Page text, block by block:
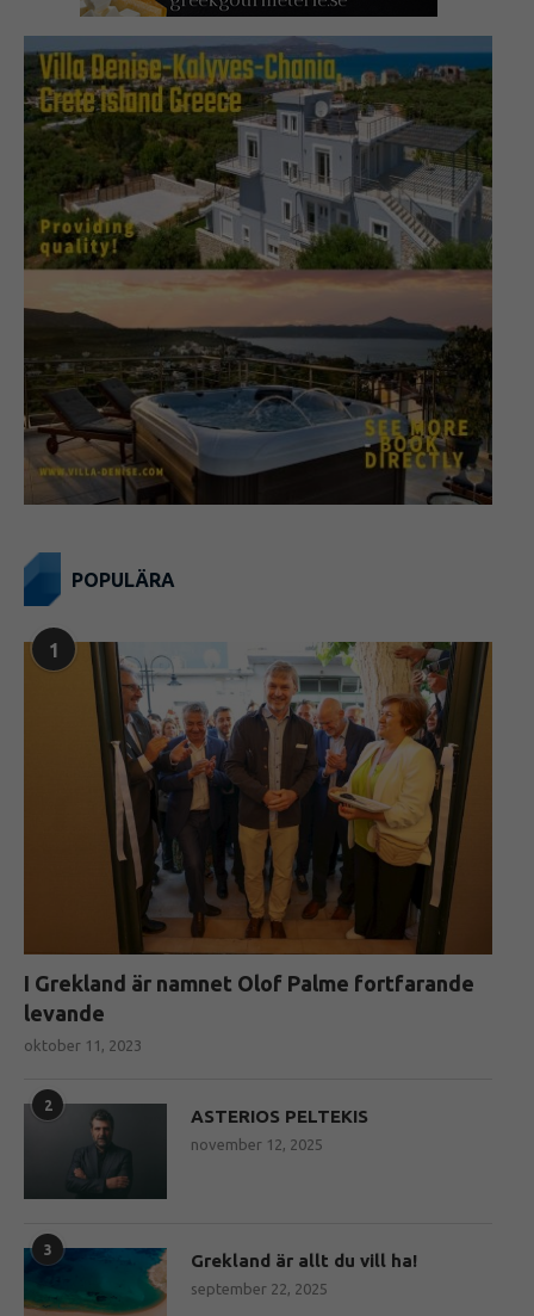
POPULÄRA
1
I Grekland är namnet Olof Palme fortfarande
levande
oktober 11, 2023
2
ASTERIOS PELTEKIS
november 12, 2025
3
Grekland är allt du vill ha!
september 22, 2025